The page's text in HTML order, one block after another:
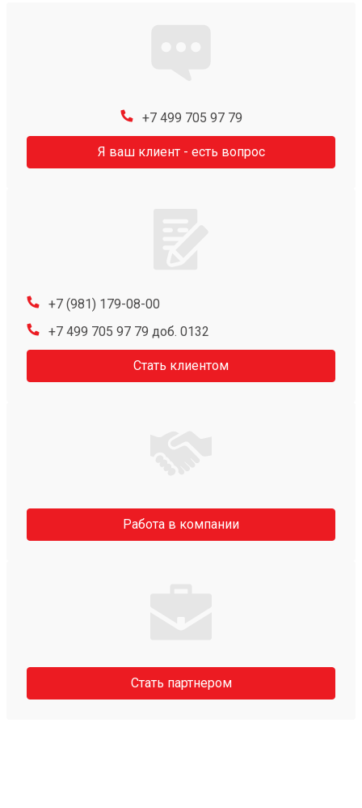
+7 499 705 97 79
Я ваш клиент - есть вопрос
+7 (981) 179-08-00
+7 499 705 97 79 доб. 0132
Стать клиентом
Работа в компании
Стать партнером